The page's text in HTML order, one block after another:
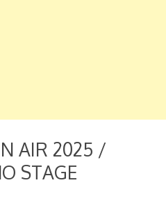
AIR 2025 /
STAGE